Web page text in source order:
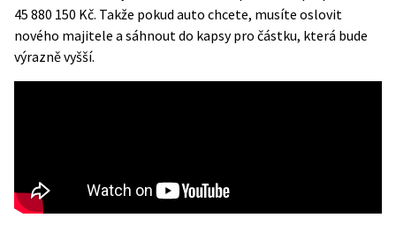
45 880 150 Kč. Takže pokud auto chcete, musíte oslovit
nového majitele a sáhnout do kapsy pro částku, která bude
výrazně vyšší.